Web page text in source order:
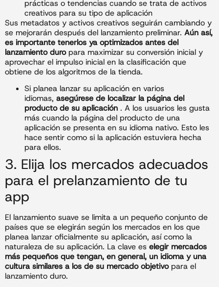
prácticas o tendencias cuando se trata de activos
creativos para su tipo de aplicación
Sus metadatos y activos creativos seguirán cambiando y
se mejorarán después del lanzamiento preliminar. Aún así,
es importante tenerlos ya optimizados antes del
lanzamiento duropara maximizar su conversión inicial y
aprovechar el impulso inicial en la clasificación que
obtiene de los algoritmos de la tienda.
Si planea lanzar su aplicación en varios
idiomas, asegúrese de localizar la página del
producto de su aplicación . A los usuarios les gusta
más cuando la página del producto de una
aplicación se presenta en su idioma nativo. Esto les
hace sentir como si la aplicación estuviera hecha
para ellos.
3. Elija los mercados adecuados
para el prelanzamiento de tu
app
El lanzamiento suave se limita a un pequeño conjunto de
países que se elegirán según los mercados en los que
planea lanzar oficialmente su aplicación, así como la
naturaleza de su aplicación. La clave es elegir mercados
más pequeños que tengan, en general, un idioma y una
cultura similares a los de su mercado objetivopara el
lanzamiento duro.